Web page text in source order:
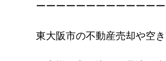
ーーーーーーーーーーーー
東大阪市の不動産売却や空